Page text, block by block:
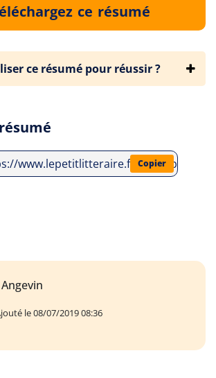
ce résumé
ce résumé pour réussir ?
www.lepetitlitteraire.fr/index.php/
Copier
le 08/07/2019 08:36